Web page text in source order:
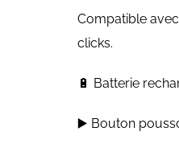
Compatible
clicks.
🔋 Batterie
▶️ Bouton